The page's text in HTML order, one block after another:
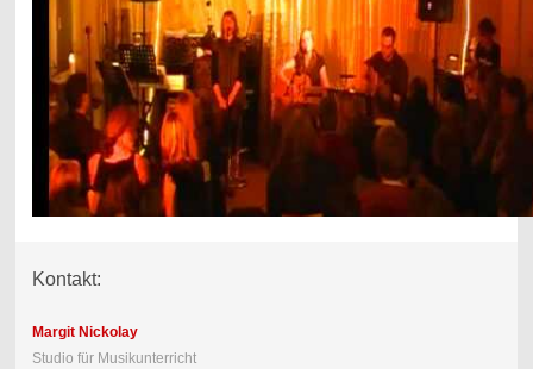
Kontakt:
Margit Nickolay
Studio für Musikunterricht